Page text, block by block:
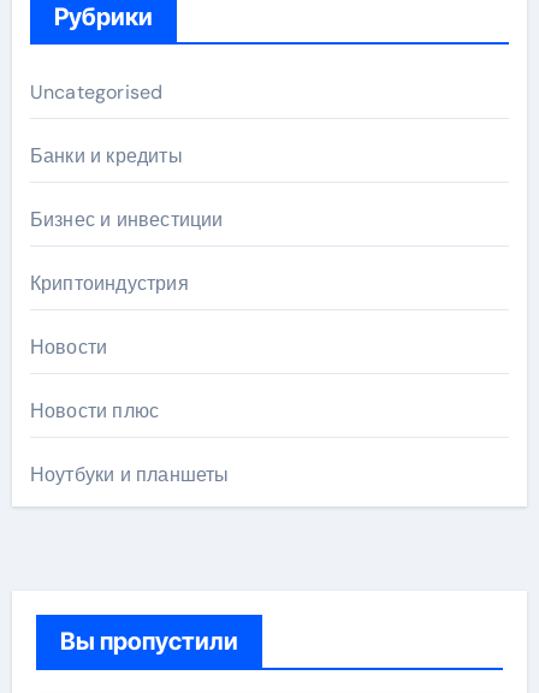
Рубрики
Uncategorised
Банки и кредиты
Бизнес и инвестиции
Криптоиндустрия
Новости
Новости плюс
Ноутбуки и планшеты
Вы пропустили